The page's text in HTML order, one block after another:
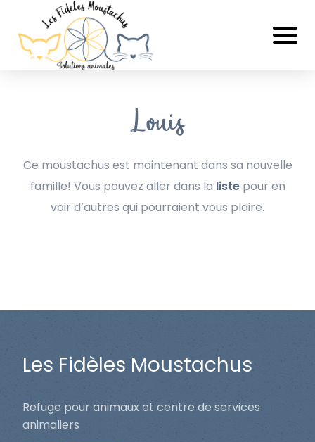
Louis
Ce moustachus est maintenant dans sa nouvelle
famille! Vous pouvez aller dans la listepour en
voir d’autres qui pourraient vous plaire.
Les Fidèles Moustachus
Refuge pour animaux et centre de services
animaliers